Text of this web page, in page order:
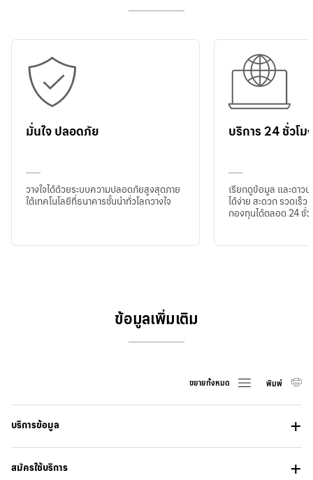
มั่นใจ ปลอดภัย
วางใจได้ด้วยระบบความปลอดภัยสูงสุดภาย
ใต้เทคโนโลยีที่ธนาคารชั้นนำทั่วโลกวางใจ
บริการ 24 ชั่วโมง
เรียกดูข้อมูล และดาว
ได้ง่าย สะดวก รวดเร็
กองทุนได้ตลอด 24 ชั่ว
ข้อมูลเพิ่มเติม
ขยายทั้งหมด พิมพ์
บริการข้อมูล
สมัครใช้บริการ